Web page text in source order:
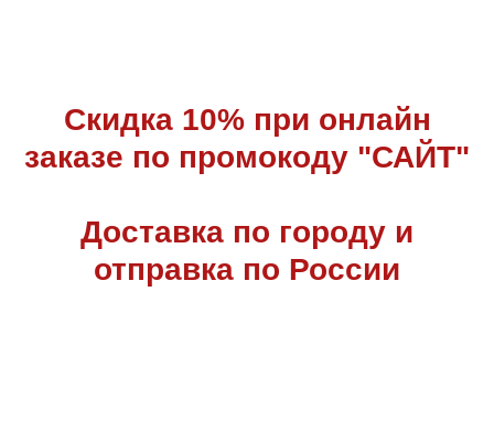
Скидка 10% при онлайн
заказе по промокоду "САЙТ"
Доставка по городу и
отправка по России